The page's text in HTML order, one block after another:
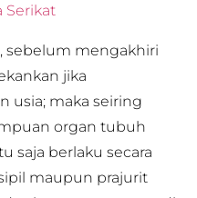
Serikat
sebelum mengakhiri
jika
usia; maka seiring
organ tubuh
saja berlaku secara
maupun prajurit